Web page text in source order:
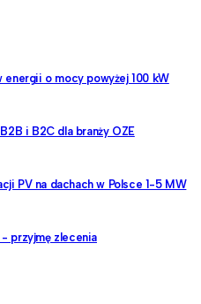
energii o mocy powyżej 100 kW
i B2C dla branży OZE
PV na dachach w Polsce 1-5 MW
przyjmę zlecenia